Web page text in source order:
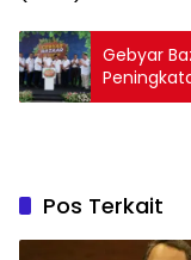
Gebyar
Pos Terkait